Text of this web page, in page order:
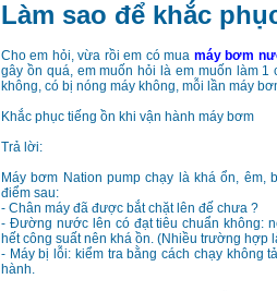
Làm sao để khắc
Cho em hỏi, vừa rồi em có mua máy bơm
gây ồn quá, em muốn hỏi là em muốn làm
không, có bị nóng máy không, mỗi lần máy
Khắc phục tiếng ồn khi vận hành máy bơm
Trả lời:
Máy bơm Nation pump chạy là khá ổn,
điểm sau:
- Chân máy đã được bắt chặt lên đế chưa ?
- Đường nước lên có đạt tiêu chuẩn không:
hết công suất nên khá ồn. (Nhiều trường hợp
- Máy bị lỗi: kiểm tra bằng cách chạy không
hành.